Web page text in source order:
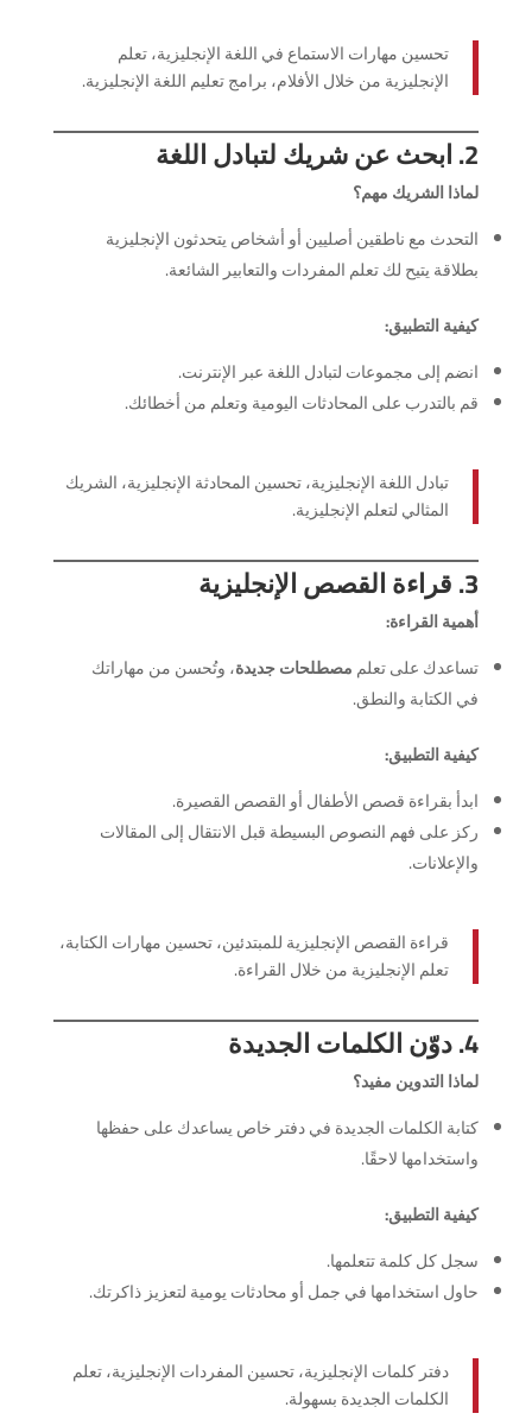
تحسين مهارات الاستماع في اللغة الإنجليزية، تعلم
الإنجليزية من خلال الأفلام، برامج تعليم اللغة الإنجليزية.
2. ابحث عن شريك لتبادل اللغة
لماذا الشريك مهم؟
التحدث مع ناطقين أصليين أو أشخاص يتحدثون الإنجليزية
بطلاقة يتيح لك تعلم المفردات والتعابير الشائعة.
كيفية التطبيق:
انضم إلى مجموعات لتبادل اللغة عبر الإنترنت.
قم بالتدرب على المحادثات اليومية وتعلم من أخطائك.
تبادل اللغة الإنجليزية، تحسين المحادثة الإنجليزية، الشريك
المثالي لتعلم الإنجليزية.
3. قراءة القصص الإنجليزية
أهمية القراءة:
تساعدك على تعلممصطلحات جديدة، وتُحسن من مهاراتك
في الكتابة والنطق.
كيفية التطبيق:
ابدأ بقراءة قصص الأطفال أو القصص القصيرة.
ركز على فهم النصوص البسيطة قبل الانتقال إلى المقالات
والإعلانات.
قراءة القصص الإنجليزية للمبتدئين، تحسين مهارات الكتابة،
تعلم الإنجليزية من خلال القراءة.
4. دوّن الكلمات الجديدة
لماذا التدوين مفيد؟
كتابة الكلمات الجديدة في دفتر خاص يساعدك على حفظها
واستخدامها لاحقًا.
كيفية التطبيق:
سجل كل كلمة تتعلمها.
حاول استخدامها في جمل أو محادثات يومية لتعزيز ذاكرتك.
دفتر كلمات الإنجليزية، تحسين المفردات الإنجليزية، تعلم
الكلمات الجديدة بسهولة.